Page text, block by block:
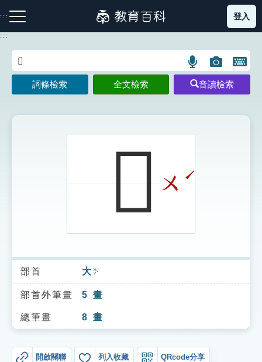
到
主
:::
注音索引圖示 筆畫索引圖示 部首索引表圖示
索引選單
知識索引
單字索引
登入
:::
語
言
搜
示
圖
片
搜
開
鍵
圖
詞條檢索 全文檢索 音讀檢索
𡗿ㄨ ˊ
部首 大 ㄉㄚˋ
部首外筆畫 5 畫
總筆畫 8 畫
開啟關聯 列入收藏 QRcode分享